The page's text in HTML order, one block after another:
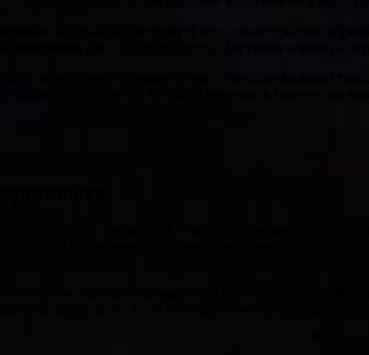
можно решить прямо сейчас. Узнайте
ответят на все ваши вопросы и помогут на
документов с гарантией их качества и
и актуальным требованиям вузов и других
бланки, сертифицированные и прошедшие
технологии. Если вы студент, желающий